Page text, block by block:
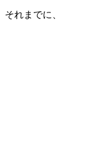
それまでに、